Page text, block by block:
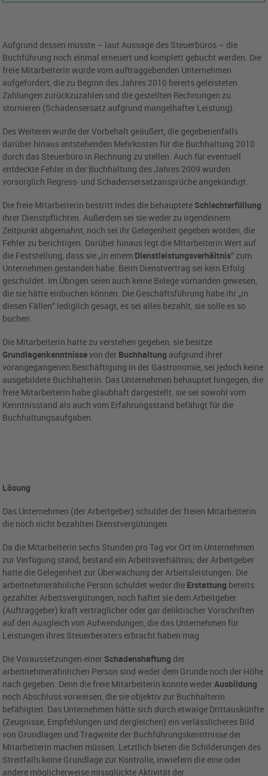
Aufgrund dessen musste – laut Aussage des Steuerbüros – die
Buchführung noch einmal erneuert und komplett gebucht werden. Die
freie Mitarbeiterin wurde vom auftraggebenden Unternehmen
aufgefordert, die zu Beginn des Jahres 2010 bereits geleisteten
Zahlungen zurückzuzahlen und die gestellten Rechnungen zu
stornieren (Schadensersatz aufgrund mangelhafter Leistung).
Des Weiteren wurde der Vorbehalt geäußert, die gegebenenfalls
darüber hinaus entstehenden Mehrkosten für die Buchhaltung 2010
durch das Steuerbüro in Rechnung zu stellen. Auch für eventuell
entdeckte Fehler in der Buchhaltung des Jahres 2009 wurden
vorsorglich Regress- und Schadensersatzansprüche angekündigt.
Die freie Mitarbeiterin bestritt indes die behauptete Schlechterfüllung
ihrer Dienstpflichten. Außerdem sei sie weder zu irgendeinem
Zeitpunkt abgemahnt, noch sei ihr Gelegenheit gegeben worden, die
Fehler zu berichtigen. Darüber hinaus legt die Mitarbeiterin Wert auf
die Feststellung, dass sie „in einem Dienstleistungsverhältnis“ zum
Unternehmen gestanden habe. Beim Dienstvertrag sei kein Erfolg
geschuldet. Im Übrigen seien auch keine Belege vorhanden gewesen,
die sie hätte einbuchen können. Die Geschäftsführung habe ihr „in
diesen Fällen“ lediglich gesagt, es sei alles bezahlt, sie solle es so
buchen.
Die Mitarbeiterin hatte zu verstehen gegeben, sie besitze
Grundlagenkenntnissevon der Buchhaltung aufgrund ihrer
vorangegangenen Beschäftigung in der Gastronomie, sei jedoch keine
ausgebildete Buchhalterin. Das Unternehmen behauptet hingegen, die
freie Mitarbeiterin habe glaubhaft dargestellt, sie sei sowohl vom
Kenntnisstand als auch vom Erfahrungsstand befähigt für die
Buchhaltungsaufgaben.
Lösung
Das Unternehmen (der Arbeitgeber) schuldet der freien Mitarbeiterin
die noch nicht bezahlten Dienstvergütungen.
Da die Mitarbeiterin sechs Stunden pro Tag vor Ort im Unternehmen
zur Verfügung stand, bestand ein Arbeitsverhältnis; der Arbeitgeber
hatte die Gelegenheit zur Überwachung der Arbeitsleistungen. Die
arbeitnehmerähnliche Person schuldet weder die Erstattung bereits
gezahlter Arbeitsvergütungen, noch haftet sie dem Arbeitgeber
(Auftraggeber) kraft vertraglicher oder gar deliktischer Vorschriften
auf den Ausgleich von Aufwendungen, die das Unternehmen für
Leistungen ihres Steuerberaters erbracht haben mag.
Die Voraussetzungen einer Schadenshaftung der
arbeitnehmerähnlichen Person sind weder dem Grunde noch der Höhe
nach gegeben. Denn die freie Mitarbeiterin konnte wederAusbildung
noch Abschluss vorweisen, die sie objektiv zur Buchhalterin
befähigten. Das Unternehmen hätte sich durch etwaige Drittauskünfte
(Zeugnisse, Empfehlungen und dergleichen) ein verlässlicheres Bild
von Grundlagen und Tragweite der Buchführungskenntnisse der
Mitarbeiterin machen müssen. Letztlich bieten die Schilderungen des
Streitfalls keine Grundlage zur Kontrolle, inwiefern die eine oder
andere möglicherweise missglückte Aktivität der